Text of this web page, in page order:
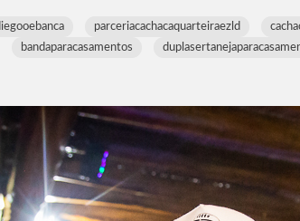
parceriacachacaquarteiraezld
bandaparacasamentos